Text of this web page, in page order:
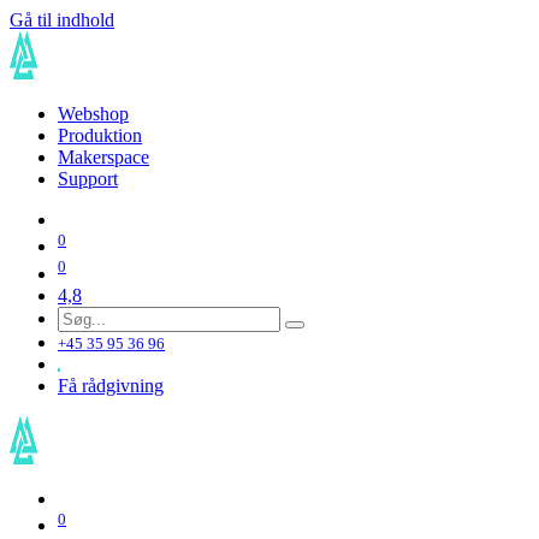
Gå til indhold
Webshop
Produktion
Makerspace
Support
0
0
4,8
+45 35 95 36 96
Få rådgivning
0